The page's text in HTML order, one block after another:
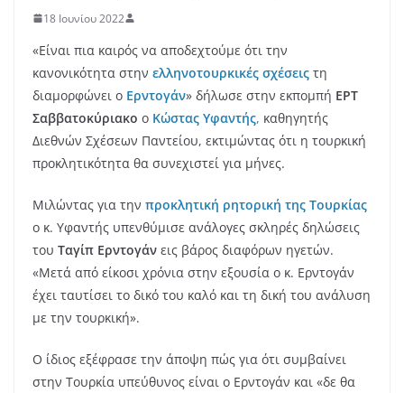
18 Ιουνίου 2022
«Είναι πια καιρός να αποδεχτούμε ότι την
κανονικότητα στην ελληνοτουρκικές σχέσεις τη
διαμορφώνει ο Ερντογάν» δήλωσε στην εκπομπή ΕΡΤ
Σαββατοκύριακο ο Kώστας Υφαντής, καθηγητής
Διεθνών Σχέσεων Παντείου, εκτιμώντας ότι η τουρκική
προκλητικότητα θα συνεχιστεί για μήνες.
Μιλώντας για την προκλητική ρητορική της Τουρκίας
ο κ. Υφαντής υπενθύμισε ανάλογες σκληρές δηλώσεις
του Ταγίπ Ερντογάν εις βάρος διαφόρων ηγετών.
«Μετά από είκοσι χρόνια στην εξουσία ο κ. Ερντογάν
έχει ταυτίσει το δικό του καλό και τη δική του ανάλυση
με την τουρκική».
Ο ίδιος εξέφρασε την άποψη πώς για ότι συμβαίνει
στην Τουρκία υπεύθυνος είναι ο Ερντογάν και «δε θα